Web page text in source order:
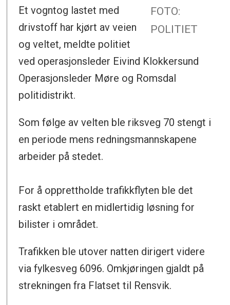
FOTO:
POLITIET
Et vogntog lastet med
drivstoff har kjørt av veien
og veltet, meldte politiet
ved operasjonsleder Eivind Klokkersund
Operasjonsleder Møre og Romsdal
politidistrikt.
Som følge av velten ble riksveg 70 stengt i
en periode mens redningsmannskapene
arbeider på stedet.
For å opprettholde trafikkflyten ble det
raskt etablert en midlertidig løsning for
bilister i området.
Trafikken ble utover natten dirigert videre
via fylkesveg 6096. Omkjøringen gjaldt på
strekningen fra Flatset til Rensvik.